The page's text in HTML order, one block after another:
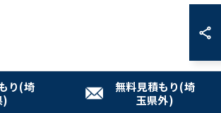
り(埼
)
無料見積もり(埼
玉県外)